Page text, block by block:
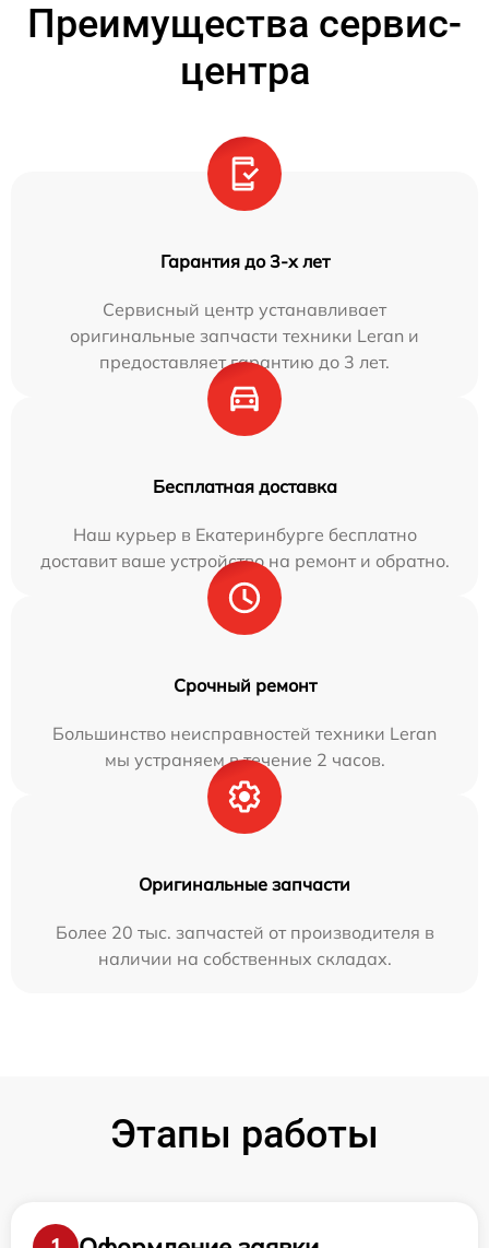
Преимущества сервис-
центра
Гарантия до 3-х лет
Сервисный центр устанавливает
оригинальные запчасти техники Leran и
предоставляет гарантию до 3 лет.
Бесплатная доставка
Наш курьер в Екатеринбурге бесплатно
доставит ваше устройство на ремонт и обратно.
Срочный ремонт
Большинство неисправностей техники Leran
мы устраняем в течение 2 часов.
Оригинальные запчасти
Более 20 тыс. запчастей от производителя в
наличии на собственных складах.
Этапы работы